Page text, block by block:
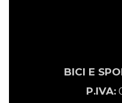
BICI E
P.IVA: